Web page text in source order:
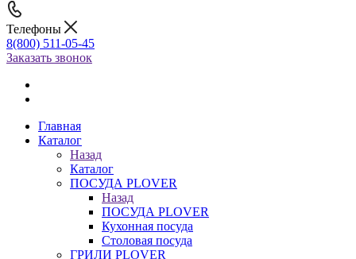
Телефоны
8(800) 511-05-45
Заказать звонок
Главная
Каталог
Назад
Каталог
ПОСУДА PLOVER
Назад
ПОСУДА PLOVER
Кухонная посуда
Столовая посуда
ГРИЛИ PLOVER